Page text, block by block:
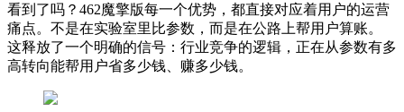
看到了吗？462魔擎版每一个优势，都直接对应着用户的运营
痛点。不是在实验室里比参数，而是在公路上帮用户算账。
这释放了一个明确的信号：行业竞争的逻辑，正在从参数有多
高转向能帮用户省多少钱、赚多少钱。